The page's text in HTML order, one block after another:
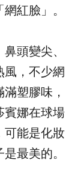
紅臉」。
頭變尖、
風，不少網
塑膠味，
賓娜在球場
可能是化妝
最美的。